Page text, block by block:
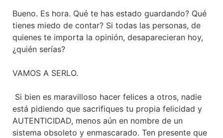
Bueno. Es hora. Qué te has estado guardando? Qué
tienes miedo de contar? Si todas las personas, de
quienes te importa la opinión, desaparecieran hoy,
¿quién serías?
VAMOS A SERLO.
Si bien es maravilloso hacer felices a otros, nadie
está pidiendo que sacrifiques tu propia felicidad y
AUTENTICIDAD, menos aún en nombre de un
sistema obsoleto y enmascarado. Ten presente que